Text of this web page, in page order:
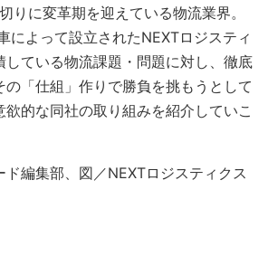
に変革期を迎えている物流業界。
によって設立されたNEXTロジスティ
している物流課題・問題に対し、徹底
の「仕組」作りで勝負を挑もうとして
的な同社の取り組みを紹介していこ
編集部、図／NEXTロジスティクス